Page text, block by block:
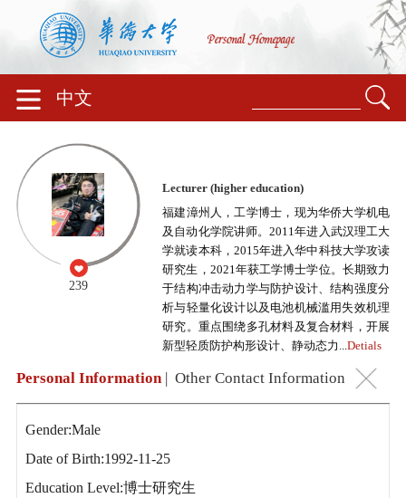
中文
239
Lecturer (higher education)
福建漳州人，工学博士，现为华侨大学机电
及自动化学院讲师。2011年进入武汉理工大
学就读本科，2015年进入华中科技大学攻读
研究生，2021年获工学博士学位。长期致力
于结构冲击动力学与防护设计、结构强度分
析与轻量化设计以及电池机械滥用失效机理
研究。重点围绕多孔材料及复合材料，开展
新型轻质防护构形设计、静动态力...Detials
Personal Information| Other Contact Information
Gender:Male
Date of Birth:1992-11-25
Education Level:博士研究生